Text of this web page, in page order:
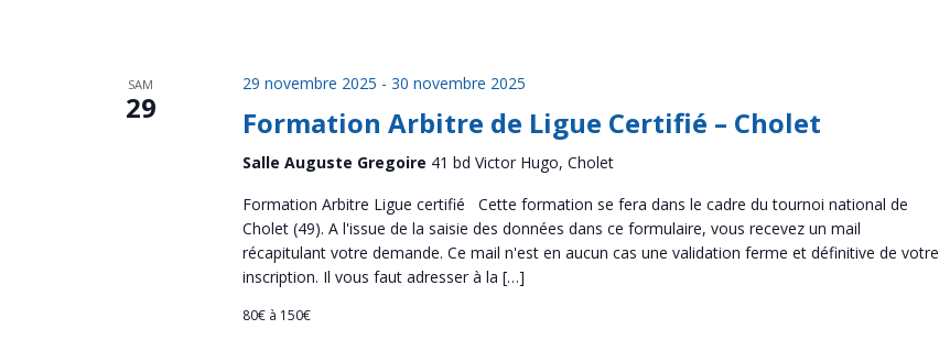
SAM
29
29 novembre 2025 - 30 novembre 2025
Formation Arbitre de Ligue Certifié – Cholet
Salle Auguste Gregoire 41 bd Victor Hugo, Cholet
Formation Arbitre Ligue certifié Cette formation se fera dans le cadre du tournoi national de
Cholet (49). A l'issue de la saisie des données dans ce formulaire, vous recevez un mail
récapitulant votre demande. Ce mail n'est en aucun cas une validation ferme et définitive de votre
inscription. Il vous faut adresser à la […]
80€ à 150€